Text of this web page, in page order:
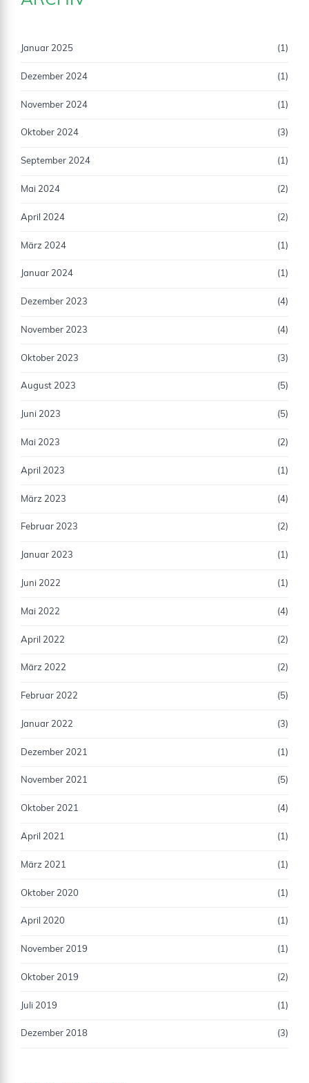
Januar 2025 (1)
Dezember 2024 (1)
November 2024 (1)
Oktober 2024 (3)
September 2024 (1)
Mai 2024 (2)
April 2024 (2)
März 2024 (1)
Januar 2024 (1)
Dezember 2023 (4)
November 2023 (4)
Oktober 2023 (3)
August 2023 (5)
Juni 2023 (5)
Mai 2023 (2)
April 2023 (1)
März 2023 (4)
Februar 2023 (2)
Januar 2023 (1)
Juni 2022 (1)
Mai 2022 (4)
April 2022 (2)
März 2022 (2)
Februar 2022 (5)
Januar 2022 (3)
Dezember 2021 (1)
November 2021 (5)
Oktober 2021 (4)
April 2021 (1)
März 2021 (1)
Oktober 2020 (1)
April 2020 (1)
November 2019 (1)
Oktober 2019 (2)
Juli 2019 (1)
Dezember 2018 (3)